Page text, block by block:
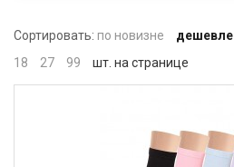
Сортировать: по новизне дешевле
18
27 99 шт. на странице